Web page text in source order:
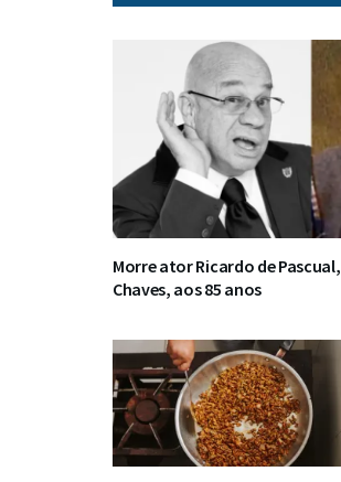
Morre ator Ricardo de
Chaves, aos 85 anos